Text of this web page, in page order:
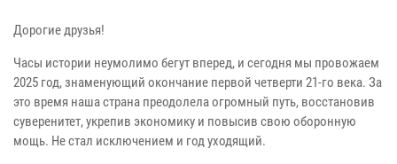
Дорогие друзья!
Часы истории неумолимо бегут вперед, и сегодня мы провожаем
2025 год, знаменующий окончание первой четверти 21-го века. За
это время наша страна преодолела огромный путь, восстановив
суверенитет, укрепив экономику и повысив свою оборонную
мощь. Не стал исключением и год уходящий.